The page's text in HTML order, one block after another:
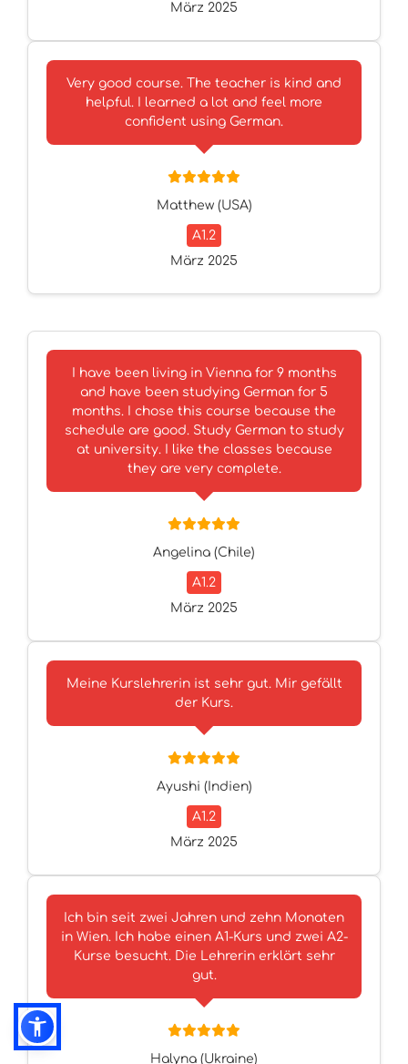
März 2025
Very good course. The teacher is kind and
helpful. I learned a lot and feel more
confident using German.
Matthew (USA)
A1.2
März 2025
I have been living in Vienna for 9 months
and have been studying German for 5
months. I chose this course because the
schedule are good. Study German to study
at university. I like the classes because
they are very complete.
Angelina (Chile)
A1.2
März 2025
Meine Kurslehrerin ist sehr gut. Mir gefällt
der Kurs.
Ayushi (Indien)
A1.2
März 2025
Ich bin seit zwei Jahren und zehn Monaten
in Wien. Ich habe einen A1-Kurs und zwei A2-
Kurse besucht. Die Lehrerin erklärt sehr
gut.
Halyna (Ukraine)